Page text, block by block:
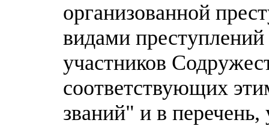
организованной
видами преступлений
участников
соответствующих
званий" и в